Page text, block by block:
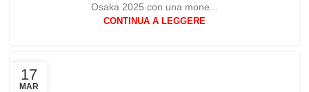
Osaka 2025 con una mone...
CONTINUA A LEGGERE
17
MAR